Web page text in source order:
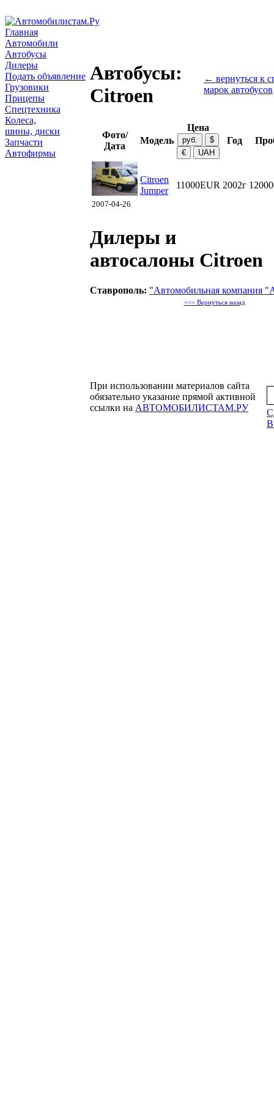
Главная
Автомобили
Автобусы
Дилеры
Подать объявление
Грузовики
Прицепы
Спецтехника
Колеса,
шины, диски
Запчасти
Автофирмы
Автобусы:
Citroen
← вернуться к
марок автобусов
Фото/
Дата
Модель
Цена
Год
2007-04-26
Citroen
Jumper
11000EUR 2002г
Дилеры и
автосалоны Citroen
Ставрополь: "Автомобильная
<<< Вернуться назад
При использовании материалов сайта
обязательно указание прямой активной
ссылки на АВТОМОБИЛИСТАМ.РУ